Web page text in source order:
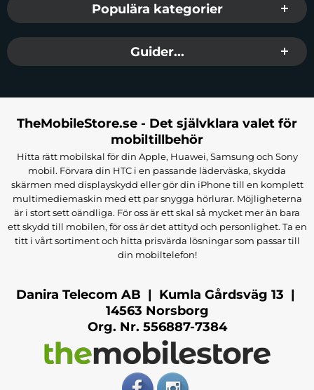
Populära kategorier
Guider...
TheMobileStore.se - Det självklara valet för
mobiltillbehör
Hitta rätt mobilskal för din Apple, Huawei, Samsung och Sony
mobil. Förvara din HTC i en passande läderväska, skydda
skärmen med displayskydd eller gör din iPhone till en komplett
multimediemaskin med ett par snygga hörlurar. Möjligheterna
är i stort sett oändliga. För oss är ett skal så mycket mer än bara
ett skydd till mobilen, för oss är det attityd och personlighet. Ta en
titt i vårt sortiment och hitta prisvärda lösningar som passar till
din mobiltelefon!
Danira Telecom AB | Kumla Gårdsväg 13 |
14563 Norsborg
Org. Nr. 556887-7384